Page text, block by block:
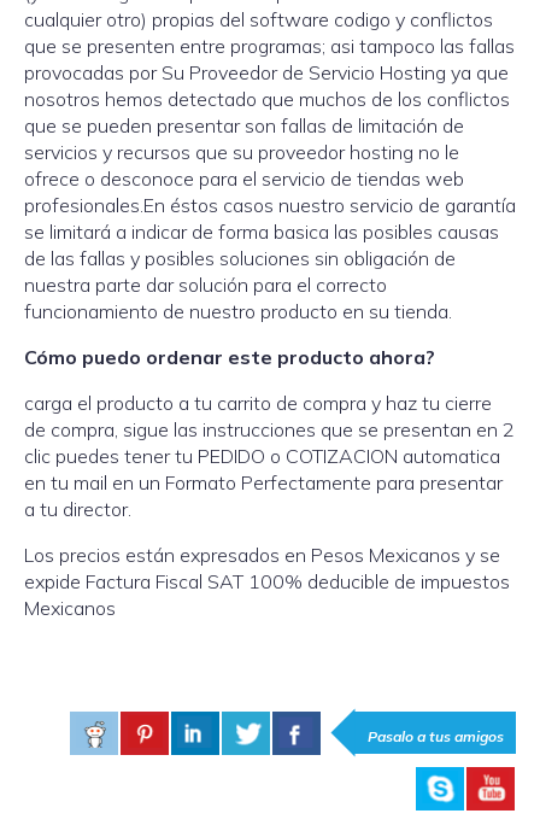
cualquier otro) propias del software codigo y conflictos
que se presenten entre programas; asi tampoco las fallas
provocadas por Su Proveedor de Servicio Hosting ya que
nosotros hemos detectado que muchos de los conflictos
que se pueden presentar son fallas de limitación de
servicios y recursos que su proveedor hosting no le
ofrece o desconoce para el servicio de tiendas web
profesionales.En éstos casos nuestro servicio de garantía
se limitará a indicar de forma basica las posibles causas
de las fallas y posibles soluciones sin obligación de
nuestra parte dar solución para el correcto
funcionamiento de nuestro producto en su tienda.
Cómo puedo ordenar este producto ahora?
carga el producto a tu carrito de compra y haz tu cierre
de compra, sigue las instrucciones que se presentan en 2
clic puedes tener tu PEDIDO o COTIZACION automatica
en tu mail en un Formato Perfectamente para presentar
a tu director.
Los precios están expresados en Pesos Mexicanos y se
expide Factura Fiscal SAT 100% deducible de impuestos
Mexicanos
Pasalo a tus amigos